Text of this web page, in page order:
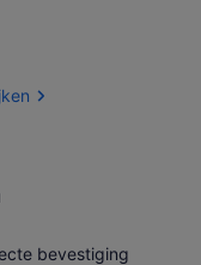
bevestiging